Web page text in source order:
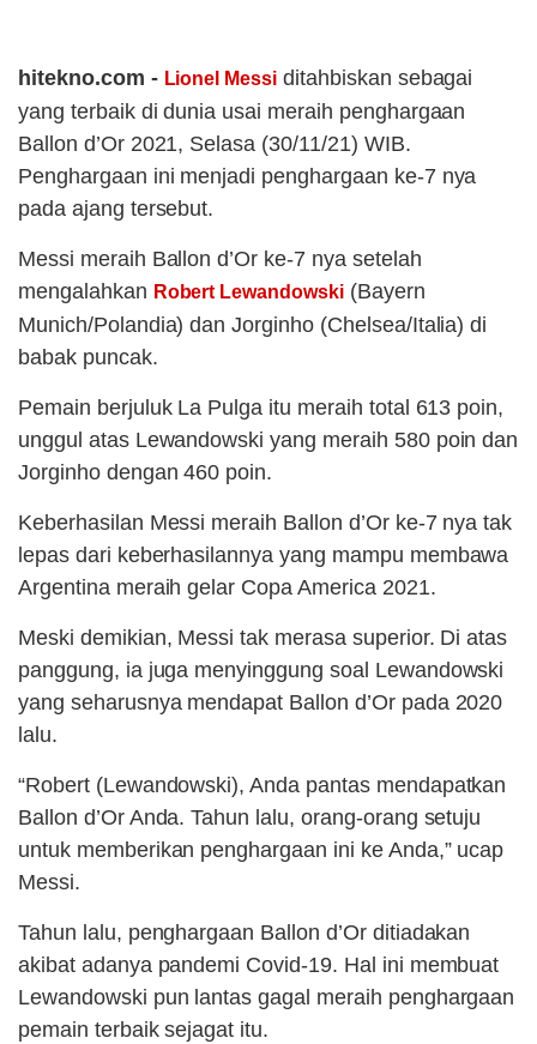
hitekno.com - Lionel Messi ditahbiskan sebagai
yang terbaik di dunia usai meraih penghargaan
Ballon d’Or 2021, Selasa (30/11/21) WIB.
Penghargaan ini menjadi penghargaan ke-7 nya
pada ajang tersebut.
Messi meraih Ballon d’Or ke-7 nya setelah
mengalahkan Robert Lewandowski(Bayern
Munich/Polandia) dan Jorginho (Chelsea/Italia) di
babak puncak.
Pemain berjuluk La Pulga itu meraih total 613 poin,
unggul atas Lewandowski yang meraih 580 poin dan
Jorginho dengan 460 poin.
Keberhasilan Messi meraih Ballon d’Or ke-7 nya tak
lepas dari keberhasilannya yang mampu membawa
Argentina meraih gelar Copa America 2021.
Meski demikian, Messi tak merasa superior. Di atas
panggung, ia juga menyinggung soal Lewandowski
yang seharusnya mendapat Ballon d’Or pada 2020
lalu.
“Robert (Lewandowski), Anda pantas mendapatkan
Ballon d’Or Anda. Tahun lalu, orang-orang setuju
untuk memberikan penghargaan ini ke Anda,” ucap
Messi.
Tahun lalu, penghargaan Ballon d’Or ditiadakan
akibat adanya pandemi Covid-19. Hal ini membuat
Lewandowski pun lantas gagal meraih penghargaan
pemain terbaik sejagat itu.